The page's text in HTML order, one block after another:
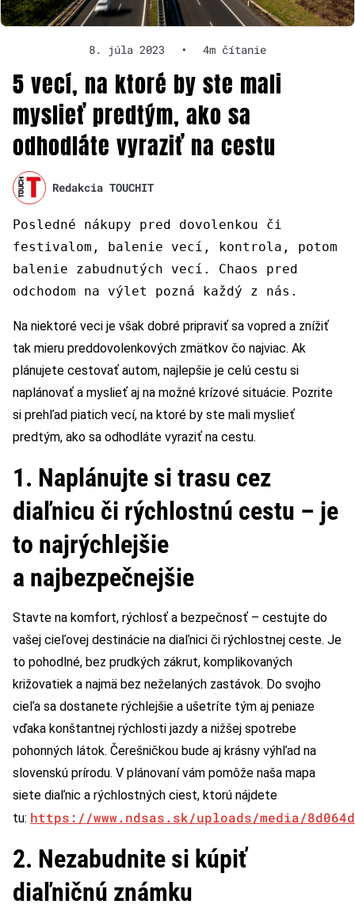
8. júla 2023 • 4m čítanie
5 vecí, na ktoré by ste mali
myslieť predtým, ako sa
odhodláte vyraziť na cestu
Redakcia TOUCHIT
Posledné nákupy pred dovolenkou či
festivalom, balenie vecí, kontrola, potom
balenie zabudnutých vecí. Chaos pred
odchodom na výlet pozná každý z nás.
Na niektoré veci je však dobré pripraviť sa vopred a znížiť
tak mieru preddovolenkových zmätkov čo najviac. Ak
plánujete cestovať autom, najlepšie je celú cestu si
naplánovať a myslieť aj na možné krízové situácie. Pozrite
si prehľad piatich vecí, na ktoré by ste mali myslieť
predtým, ako sa odhodláte vyraziť na cestu.
1. Naplánujte si trasu cez
diaľnicu či rýchlostnú cestu – je
to najrýchlejšie
a najbezpečnejšie
Stavte na komfort, rýchlosť a bezpečnosť – cestujte do
vašej cieľovej destinácie na diaľnici či rýchlostnej ceste. Je
to pohodlné, bez prudkých zákrut, komplikovaných
križovatiek a najmä bez neželaných zastávok. Do svojho
cieľa sa dostanete rýchlejšie a ušetríte tým aj peniaze
vďaka konštantnej rýchlosti jazdy a nižšej spotrebe
pohonných látok. Čerešničkou bude aj krásny výhľad na
slovenskú prírodu. V plánovaní vám pomôže naša mapa
siete diaľnic a rýchlostných ciest, ktorú nájdete
tu: https://www.ndsas.sk/uploads/media/
2. Nezabudnite si kúpiť
diaľničnú známku